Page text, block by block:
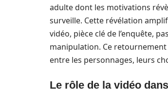
adulte dont les motivations
surveille. Cette révélation
vidéo, pièce clé de l’enquête,
manipulation. Ce
entre les personnages, leurs
Le rôle de la vidéo